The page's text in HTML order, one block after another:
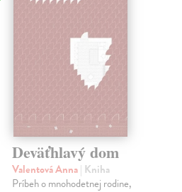
Deväťhlavý dom
Valentová Anna| Kniha
Príbeh o mnohodetnej rodine,